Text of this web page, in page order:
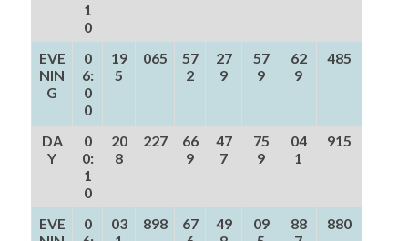
1
0
EVE
NIN
G
0
6:
0
0
19
5
065
57
2
27
9
57
9
62
9
485
DA
Y
0
0:
1
0
20
8
227
66
9
47
7
75
9
04
1
915
EVE
0
03
898
67
49
09
88
880